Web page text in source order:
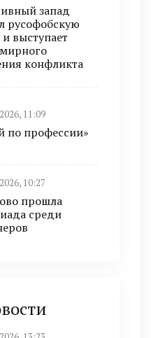
запад
русофобскую
выступает
конфликта
11:09
по профессии»
10:27
прошла
среди